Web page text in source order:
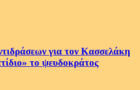
για τον Κασσελάκη
το ψευδοκράτος